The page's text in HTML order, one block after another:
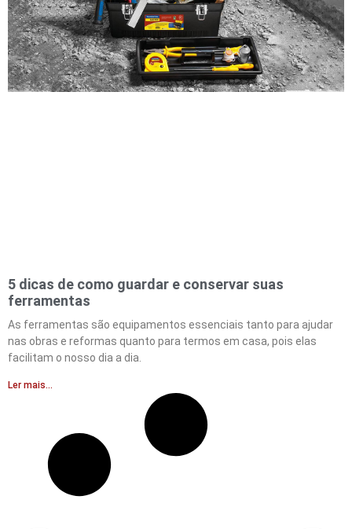
5 dicas de como guardar e conservar suas
ferramentas
As ferramentas são equipamentos essenciais tanto para ajudar
nas obras e reformas quanto para termos em casa, pois elas
facilitam o nosso dia a dia.
Ler mais...